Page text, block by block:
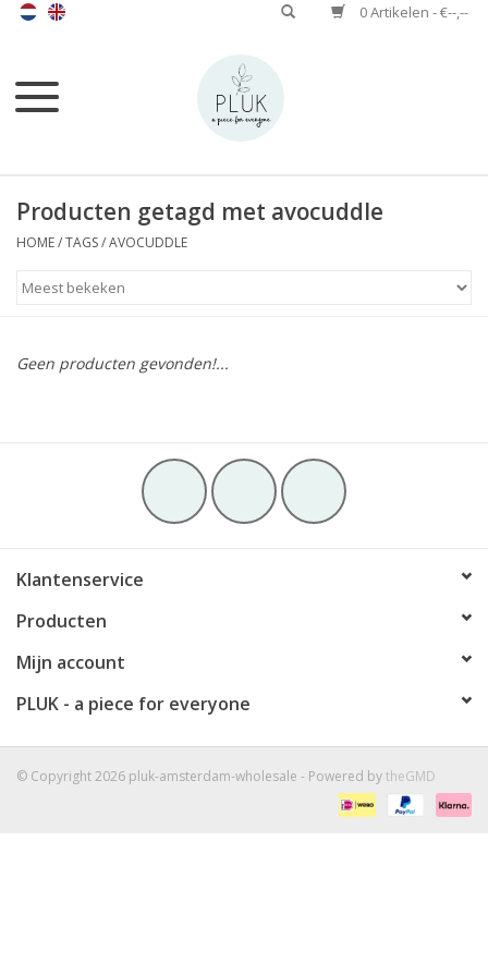
0 Artikelen - €--,--
Producten getagd met avocuddle
HOME/TAGS/AVOCUDDLE
Geen producten gevonden!...
Klantenservice
Producten
Mijn account
PLUK - a piece for everyone
© Copyright 2026 pluk-amsterdam-wholesale - Powered bytheGMD